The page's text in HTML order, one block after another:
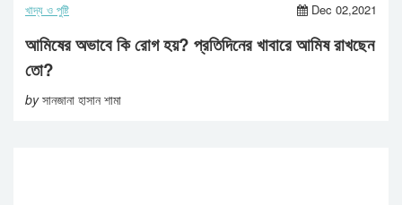
খাদ্য ও পুষ্টি Dec 02,2021
আমিষের অভাবে কি রোগ হয়? প্রতিদিনের খাবারে আমিষ রাখছেন
তো?
byসানজানা হাসান শামা